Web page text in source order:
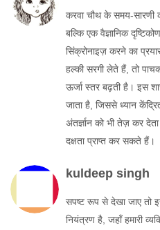
करवा चौथ के समय‑सारणी
बल्कि एक वैज्ञानिक
सिंक्रोनाइज़ करने का
हल्की सरगी लेते हैं, तो
ऊर्जा स्तर बढ़ती है। इस
जाता है, जिससे ध्यान
अंतर्ज्ञान को भी तेज़ कर
दक्षता प्राप्त कर सकते हैं।
kuldeep singh
सपष्ट रूप से देखा जाए तो
नियंत्रण है, जहाँ हमारी